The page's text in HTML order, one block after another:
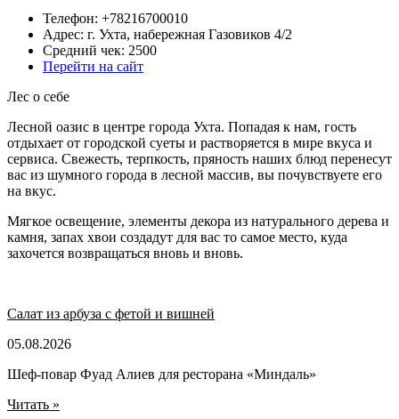
Телефон: +78216700010
Адрес: г. Ухта, набережная Газовиков 4/2
Средний чек: 2500
Перейти на сайт
Лес о себе
Лесной оазис в центре города Ухта. Попадая к нам, гость
отдыхает от городской суеты и растворяется в мире вкуса и
сервиса. Свежесть, терпкость, пряность наших блюд перенесут
вас из шумного города в лесной массив, вы почувствуете его
на вкус.
Мягкое освещение, элементы декора из натурального дерева и
камня, запах хвои создадут для вас то самое место, куда
захочется возвращаться вновь и вновь.
Салат из арбуза с фетой и вишней
05.08.2026
Шеф-повар Фуад Алиев для ресторана «Миндаль»
Читать »
Войти·